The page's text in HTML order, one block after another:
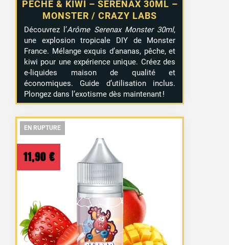
PÊCHE & KIWI – SERENAX 30ML –
MONSTER / CRAZY LABS
Découvrez l’Arôme Serenax Monster 30ml,
une explosion tropicale DIY de Monster
France. Mélange exquis d’ananas, pêche, et
kiwi pour une expérience unique. Créez des
e-liquides maison de qualité et
économiques. Guide d’utilisation inclus.
Plongez dans l’exotisme dès maintenant !
EN RUPTURE
EN RUPTURE
11,90 €
EN RUPTURE